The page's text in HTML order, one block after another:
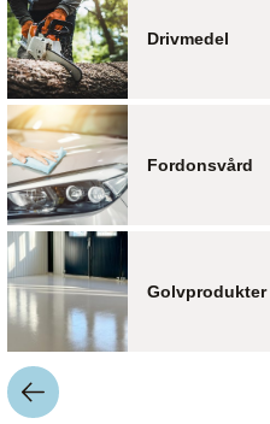
Drivmedel
Fordonsvård
Golvprodukter